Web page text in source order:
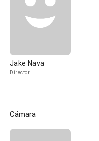
Jake Nava
Director
Cámara